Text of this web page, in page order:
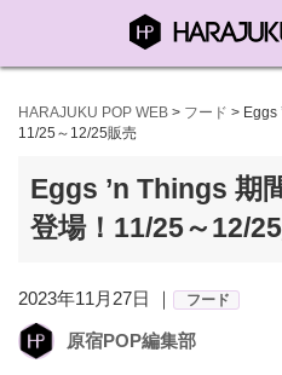
HARAJUKU POP WEB > フード > Eggs
11/25～12/25販売
Eggs ’n Things 期
登場！11/25～12/
2023年11月27日 ｜ フード
原宿POP編集部